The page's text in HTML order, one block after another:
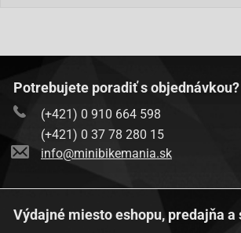
Potrebujete poradiť s objednávkou?
(+421) 0 910 664 598
(+421) 0 37 78 280 15
info@minibikemania.sk
Výdajné miesto eshopu, predajňa a